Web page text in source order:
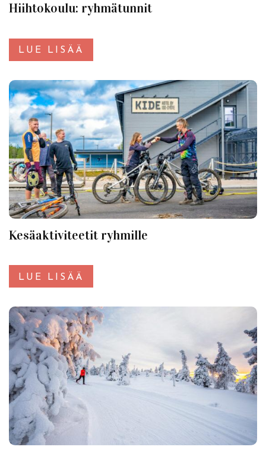
Hiihtokoulu: ryhmätunnit
LUE LISÄÄ
Kesäaktiviteetit ryhmille
LUE LISÄÄ